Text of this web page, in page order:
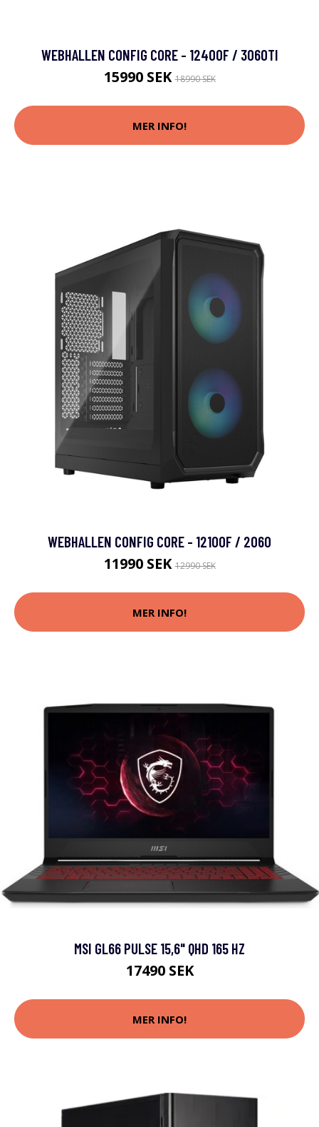
WEBHALLEN CONFIG CORE - 12400F / 3060TI
15990 SEK18990 SEK
MER INFO!
WEBHALLEN CONFIG CORE - 12100F / 2060
11990 SEK12990 SEK
MER INFO!
MSI GL66 PULSE 15,6" QHD 165 HZ
17490 SEK
MER INFO!